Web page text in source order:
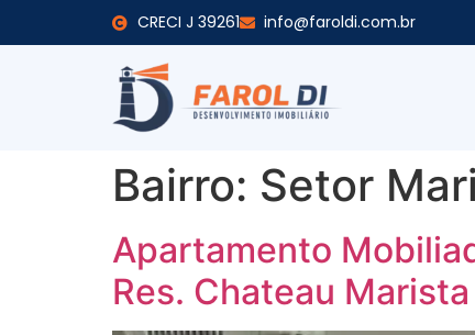
CRECI J 39261 info@faroldi.com.br
Bairro: Setor
Apartamento
Res. Chateau